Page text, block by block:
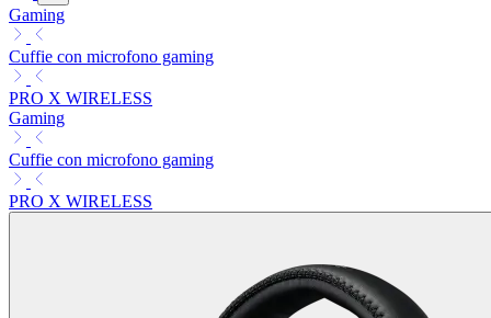
Gaming
Cuffie con microfono gaming
PRO X WIRELESS
Gaming
Cuffie con microfono gaming
PRO X WIRELESS